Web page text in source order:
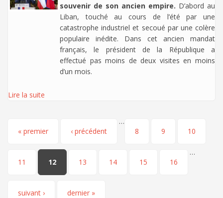
souvenir de son ancien empire. D’abord au
Liban, touché au cours de l’été par une
catastrophe industriel et secoué par une colère
populaire inédite. Dans cet ancien mandat
français, le président de la République a
effectué pas moins de deux visites en moins
d’un mois.
Lire la suite
Pages
« premier ‹ précédent
…
8
9 10
11 12 13 14 15 16
…
suivant › dernier »